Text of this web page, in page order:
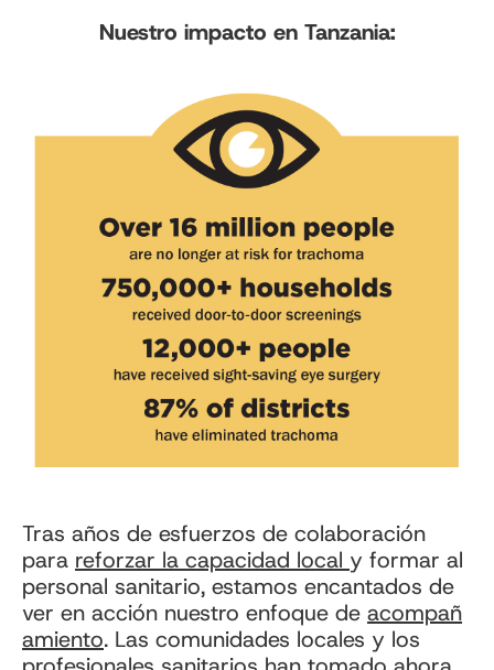
Nuestro impacto en Tanzania:
Tras años de esfuerzos de colaboración
para reforzar la capacidad local y formar al
personal sanitario, estamos encantados de
ver en acción nuestro enfoque de acompañ
amiento. Las comunidades locales y los